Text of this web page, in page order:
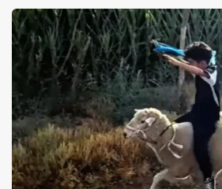
至今已有六、七年，彼此早
時相處也十分和睦，因此這次
不同而出現敵意。這段跨物種
後，也吸引大量網友留言，有
同事，互相照顧一下孩子很
然都是一家人」，也有人認
溫馨的一幕。 事件發生後，飼育人員立即依照
猛獸管理標準作業程序展開
將成年老虎安全引導回獸舍
後，工作人員才能進入展區
援過程花費了一些時間。隨後
轉移至專業恆溫育幼室，由
對方，口中不停說著「送妳
又直接的舉動感動無數網友
新疆牧區樸實熱情的人情味。 影片中，小男
在與遊客相處一段時間後，
開，立刻抱起小羊一路追車
歡的小羊送給對方。由於旅
不方便攜帶及照顧活體動物
這份禮物，但她表示，孩子
真誠，讓這趟新疆之旅留下
的回憶。 事後，當地媒體找到影片中的男童，
確認他名叫阿合帕．阿力居瑪